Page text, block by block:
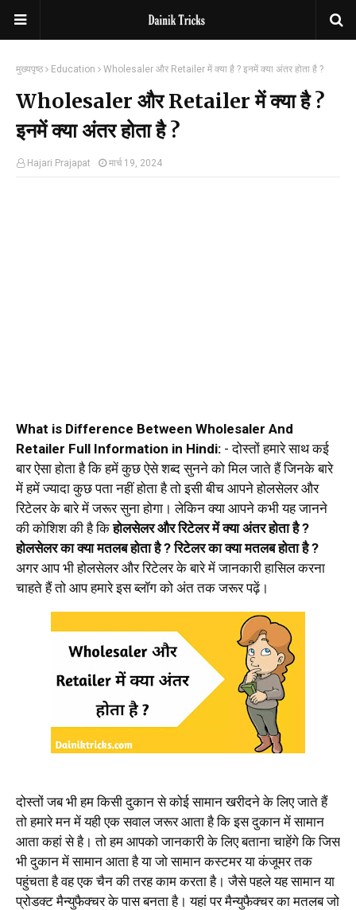
मुख्यपृष्ठ Education Wholesaler और Retailer में क्या है ? इनमें क्या अंतर होता है ?
Wholesaler और Retailer में क्या है ?
इनमें क्या अंतर होता है ?
Hajari Prajapat मार्च 19, 2024
What is Difference Between Wholesaler And
Retailer Full Information in Hindi: - दोस्तों हमारे साथ कई
बार ऐसा होता है कि हमें कुछ ऐसे शब्द सुनने को मिल जाते हैं जिनके बारे
में हमें ज्यादा कुछ पता नहीं होता है तो इसी बीच आपने होलसेलर और
रिटेलर के बारे में जरूर सुना होगा। लेकिन क्या आपने कभी यह जानने
की कोशिश की है किहोलसेलर और रिटेलर में क्या अंतर होता है ?
होलसेलर का क्या मतलब होता है ? रिटेलर का क्या मतलब होता है ?
अगर आप भी होलसेलर और रिटेलर के बारे में जानकारी हासिल करना
चाहते हैं तो आप हमारे इस ब्लॉग को अंत तक जरूर पढ़ें।
दोस्तों जब भी हम किसी दुकान से कोई सामान खरीदने के लिए जाते हैं
तो हमारे मन में यही एक सवाल जरूर आता है कि इस दुकान में सामान
आता कहां से है। तो हम आपको जानकारी के लिए बताना चाहेंगे कि जिस
भी दुकान में सामान आता है या जो सामान कस्टमर या कंजूमर तक
पहुंचता है वह एक चैन की तरह काम करता है। जैसे पहले यह सामान या
प्रोडक्ट मैन्युफैक्चर के पास बनता है। यहां पर मैन्युफैक्चर का मतलब जो